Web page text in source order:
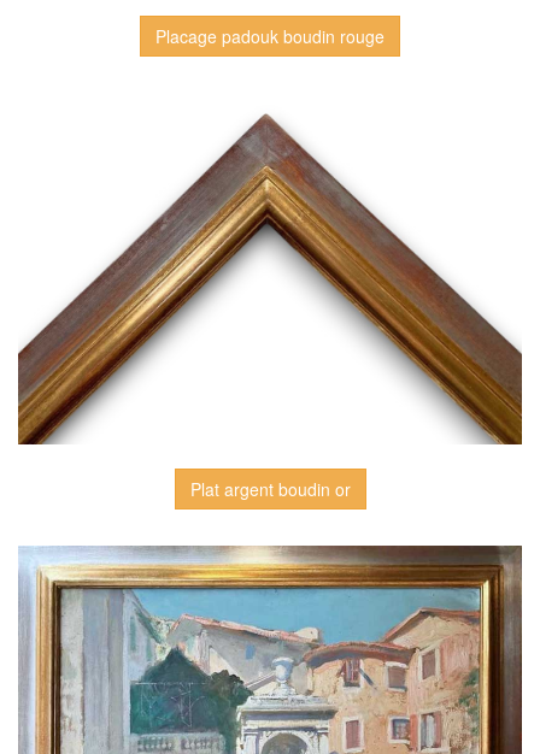
Placage padouk boudin rouge
Plat argent boudin or